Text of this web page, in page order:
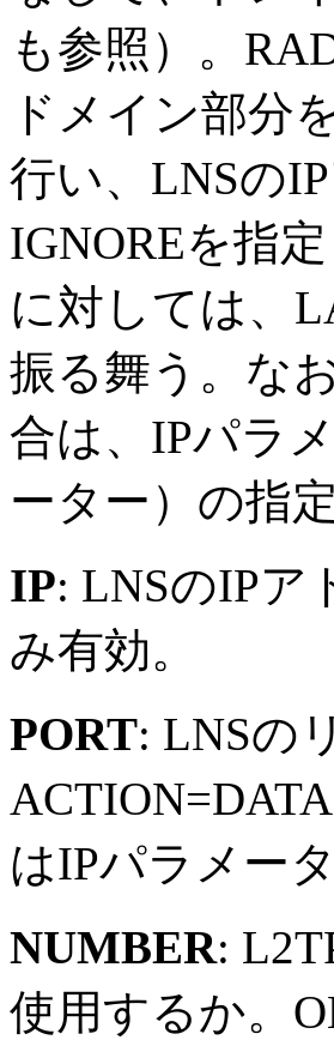
も参照）。
ドメイン部分
行い、LNSの
IGNOREを指
に対しては、
振る舞う。な
合は、IPパラ
ーター）の指
IP: LNSのIPア
み有効。
PORT: LNSの
はIPパラメー
NUMBER:
使用するか。